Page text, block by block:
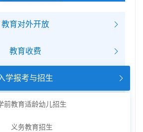
教育对外开放
教育收费
学报考与招生
前教育适龄幼儿招生
义务教育招生